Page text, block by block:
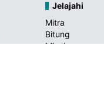
Jelajahi
Mitra
Bitung
Minahasa